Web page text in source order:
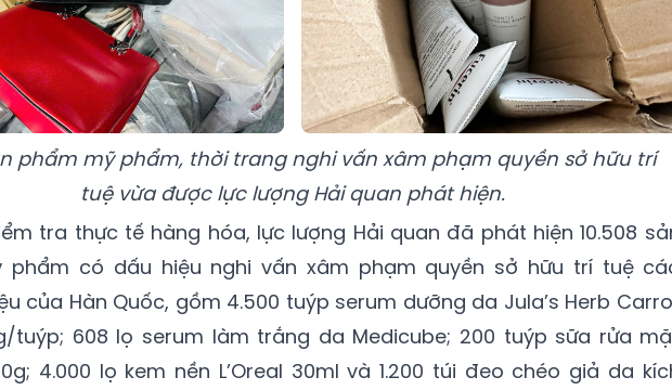
phẩm mỹ phẩm, thời trang nghi vấn xâm phạm quyền sở hữu trí
tuệ vừa được lực lượng Hải quan phát hiện.
tra thực tế hàng hóa, lực lượng Hải quan đã phát hiện 10.508
phẩm có dấu hiệu nghi vấn xâm phạm quyền sở hữu trí tuệ
của Hàn Quốc, gồm 4.500 tuýp serum dưỡng da Jula’s Herb
tuýp; 608 lọ serum làm trắng da Medicube; 200 tuýp sữa rửa
4.000 lọ kem nền L’Oreal 30ml và 1.200 túi đeo chéo giả da